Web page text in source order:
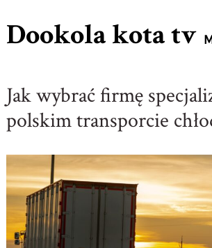
Dookola kota tv
Jak wybrać firmę
polskim transporcie